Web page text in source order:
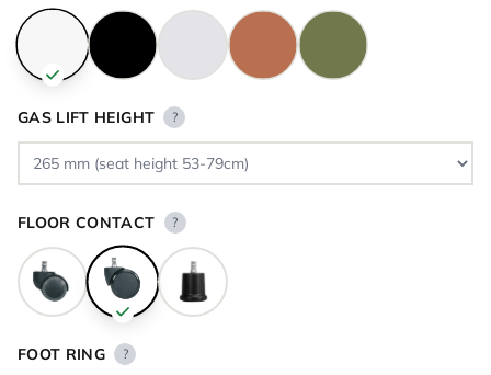
GAS LIFT HEIGHT ?
FLOOR CONTACT ?
FOOT RING ?